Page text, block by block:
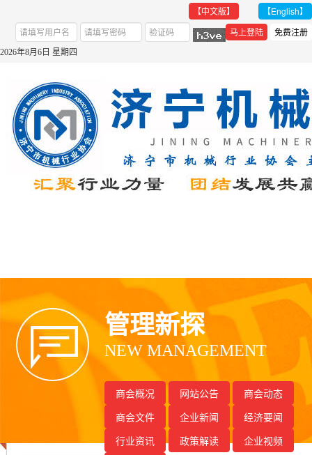
【中文版】 【English】
2026年8月6日 星期四
管理新探
NEW MANAGEMENT
商会概况 网站公告
商会动态
商会文件
企业新闻
经济要闻
行业资讯
政策解读
企业视频